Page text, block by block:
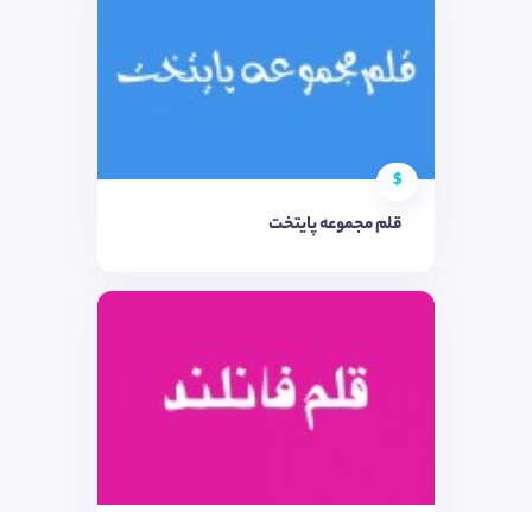
$
قلم مجموعه پایتخت